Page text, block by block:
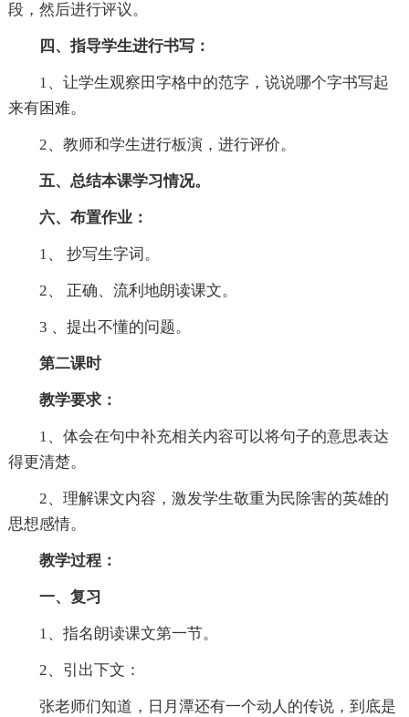
段，然后进行评议。
四、指导学生进行书写：
1、让学生观察田字格中的范字，说说哪个字书写起
来有困难。
2、教师和学生进行板演，进行评价。
五、总结本课学习情况。
六、布置作业：
1、 抄写生字词。
2、 正确、流利地朗读课文。
3 、提出不懂的问题。
第二课时
教学要求：
1、体会在句中补充相关内容可以将句子的意思表达
得更清楚。
2、理解课文内容，激发学生敬重为民除害的英雄的
思想感情。
教学过程：
一、复习
1、指名朗读课文第一节。
2、引出下文：
张老师们知道，日月潭还有一个动人的传说，到底是